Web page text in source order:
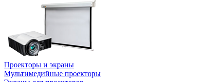
Проекторы и экраны
Мультимедийные проекторы